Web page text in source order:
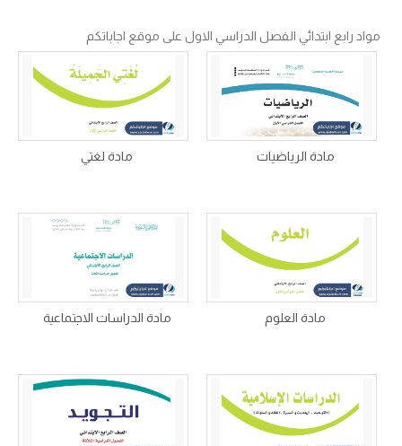
مواد رابع ابتدائي الفصل الدراسي الاول على موقع اجاباتكم
مادة الرياضيات مادة لغتي
مادة العلوم مادة الدراسات الاجتماعية